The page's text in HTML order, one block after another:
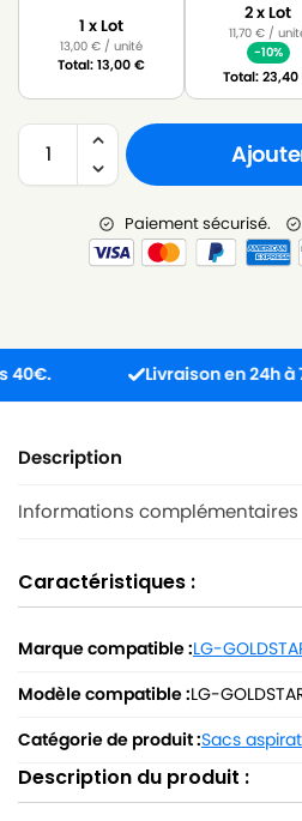
1 x Lot
13,00€ / unité
Total:13,00€
2 x Lot
11,70€ /
-10%
Total:23,40
Paiement sécurisé.
Livraison en 24h à 72h.
Description
Informations complémentaires
Caractéristiques :
Marque compatible :LG-
Modèle compatible :LG-
Catégorie de produit :Sacs
Description du produit :